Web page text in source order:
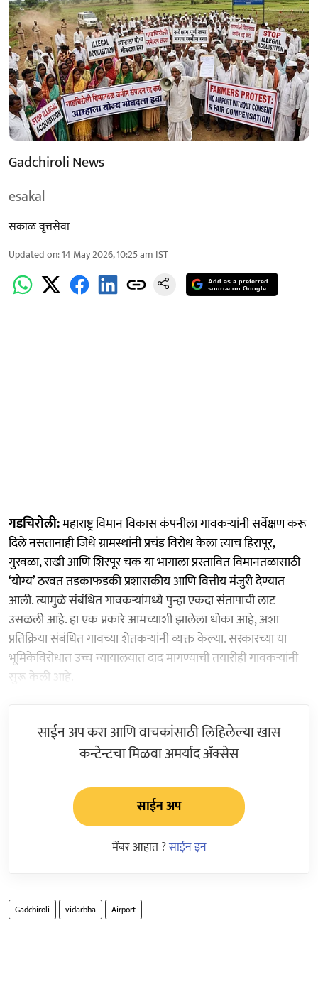
Gadchiroli News
esakal
सकाळ वृत्तसेवा
Updated on:14 May 2026, 10:25 am IST
Add as a preferred
source on Google
गडचिरोली:महाराष्ट्र विमान विकास कंपनीला गावकऱ्यांनी सर्वेक्षण करू
दिले नसतानाही जिथे ग्रामस्थांनी प्रचंड विरोध केला त्याच हिरापूर,
गुरवळा, राखी आणि शिरपूर चक या भागाला प्रस्तावित विमानतळासाठी
‘योग्य’ ठरवत तडकाफडकी प्रशासकीय आणि वित्तीय मंजुरी देण्यात
आली. त्यामुळे संबंधित गावकऱ्यांमध्ये पुन्हा एकदा संतापाची लाट
उसळली आहे. हा एक प्रकारे आमच्याशी झालेला धोका आहे, अशा
प्रतिक्रिया संबंधित गावच्या शेतकऱ्यांनी व्यक्त केल्या. सरकारच्या या
भूमिकेविरोधात उच्च न्यायालयात दाद मागण्याची तयारीही गावकऱ्यांनी
सुरू केली आहे.
साईन अप करा आणि वाचकांसाठी लिहिलेल्या खास
कन्टेन्टचा मिळवा अमर्याद ॲक्सेस
साईन अप
मेंबर आहात ?साईन इन
Gadchiroli vidarbha Airport